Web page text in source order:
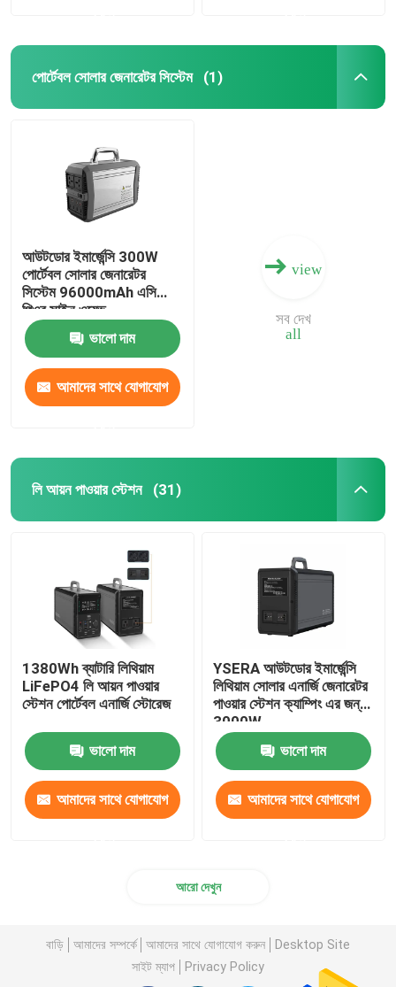
পোর্টেবল সোলার জেনারেটর সিস্টেম (1)
আউটডোর ইমার্জেন্সি 300W
পোর্টেবল সোলার জেনারেটর
সিস্টেম 96000mAh এসি
পিওর সাইন ওয়েভ
ভালো দাম
আমাদের সাথে যোগাযোগ
view
all
সব দেখ
লি আয়ন পাওয়ার স্টেশন (31)
1380Wh ব্যাটারি লিথিয়াম
LiFePO4 লি আয়ন পাওয়ার
স্টেশন পোর্টেবল এনার্জি স্টোরেজ
ভালো দাম
আমাদের সাথে যোগাযোগ
YSERA আউটডোর ইমার্জেন্সি
লিথিয়াম সোলার এনার্জি জেনারেটর
পাওয়ার স্টেশন ক্যাম্পিং এর জন্য
3000W
ভালো দাম
আমাদের সাথে যোগাযোগ
আরো দেখুন
বাড়ি আমাদের সম্পর্কে আমাদের সাথে যোগাযোগ করুন
Desktop Site
সাইট ম্যাপ
Privacy Policy